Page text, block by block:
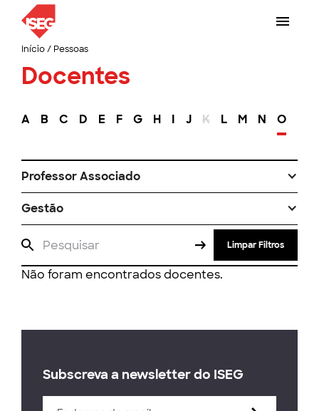
Início/ Pessoas
Docentes
A B C D E F G H I J K L M N O
Professor Associado
Gestão
Limpar Filtros
Não foram encontrados docentes.
Subscreva a newsletter do ISEG